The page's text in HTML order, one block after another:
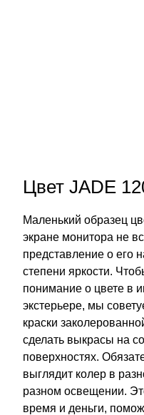
Цвет JADE
Маленький образец
экране монитора не
представление о его
степени яркости.
понимание о цвете в
экстерьере, мы
краски
сделать выкрасы на
поверхностях.
выглядит колер в
разном освещении.
время и деньги,